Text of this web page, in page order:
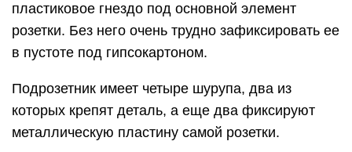
пластиковое гнездо под основной элемент
розетки. Без него очень трудно зафиксировать ее
в пустоте под гипсокартоном.
Подрозетник имеет четыре шурупа, два из
которых крепят деталь, а еще два фиксируют
металлическую пластину самой розетки.